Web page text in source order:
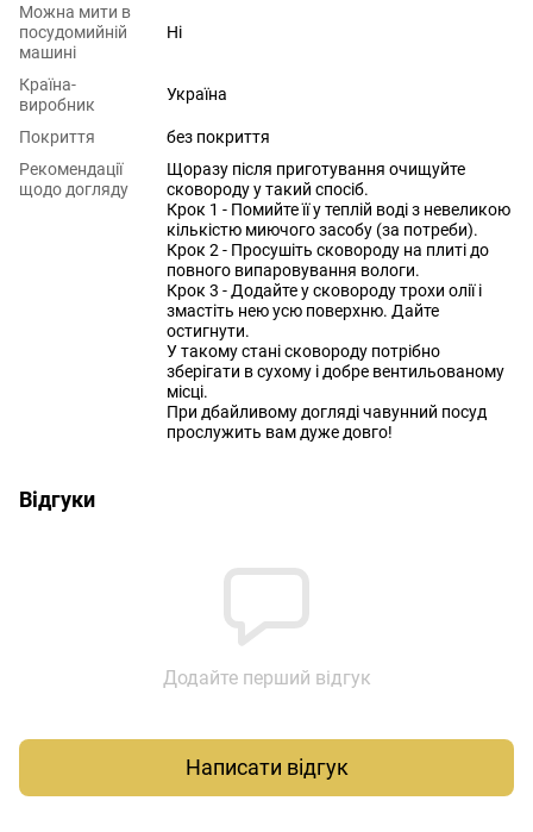
Можна мити в
посудомийній
машині
Ні
Країна-
виробник
Україна
Покриття
без покриття
Рекомендації
щодо догляду
Щоразу після приготування очищуйте
сковороду у такий спосіб.
Крок 1 - Помийте її у теплій воді з невеликою
кількістю миючого засобу (за потреби).
Крок 2 - Просушіть сковороду на плиті до
повного випаровування вологи.
Крок 3 - Додайте у сковороду трохи олії і
змастіть нею усю поверхню. Дайте
остигнути.
У такому стані сковороду потрібно
зберігати в сухому і добре вентильованому
місці.
При дбайливому догляді чавунний посуд
прослужить вам дуже довго!
Відгуки
Додайте перший відгук
Написати відгук